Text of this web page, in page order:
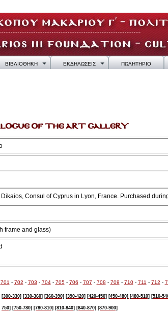
ΒΙΒΛΙΟΘΗΚΗ ΕΚΔΗΛΩΣΕΙΣ ΠΩΛΗΤΗΡΙΟ
Consul of Cyprus in Lyon, France. Purchased
frame and glass)
701 - 702 - 703 - 704- 705- 706 - 707 - 708 - 709 - 710- 711 - 712 -
[300-330] [330-360] [360-390] [390-420] [420-450] [450-480] [480-510] [510-
750] [750-780] [780-810] [810-840] [840-870] [870-900]